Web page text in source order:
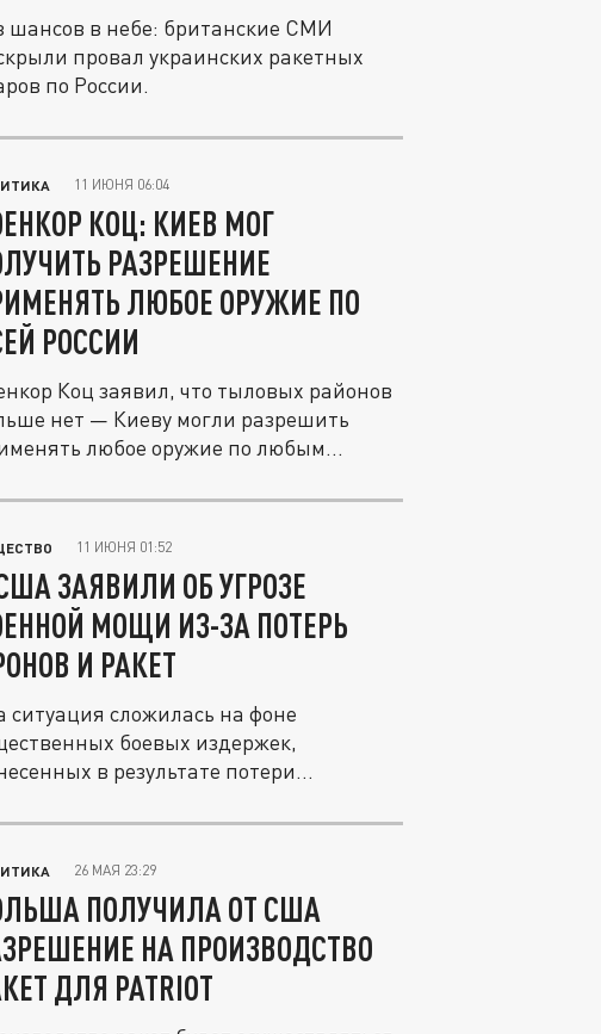
шансов в небе: британские СМИ
провал украинских ракетных
по России.
11 ИЮНЯ 06:04
КОЦ: КИЕВ МОГ
РАЗРЕШЕНИЕ
ЛЮБОЕ ОРУЖИЕ ПО
РОССИИ
Коц заявил, что тыловых районов
нет — Киеву могли разрешить
любое оружие по любым...
11 ИЮНЯ 01:52
ЗАЯВИЛИ ОБ УГРОЗЕ
МОЩИ ИЗ-ЗА ПОТЕРЬ
И РАКЕТ
ситуация сложилась на фоне
боевых издержек,
в результате потери
26 МАЯ 23:29
ПОЛУЧИЛА ОТ США
НА ПРОИЗВОДСТВО
ДЛЯ PATRIOT